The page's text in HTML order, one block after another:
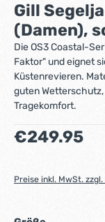
Gill
(Damen),
Die OS3 Coastal-
Faktor" und eignet
Küstenrevieren.
guten
Tragekomfort.
Regulärer Preis:
€249.95
Preise inkl. MwSt.